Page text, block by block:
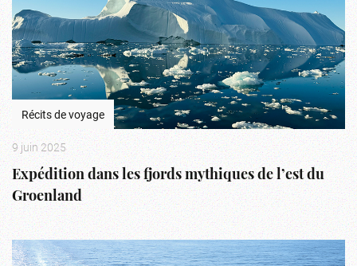
Récits de voyage
9 juin 2025
Expédition dans les fjords mythiques de l’est du
Groenland